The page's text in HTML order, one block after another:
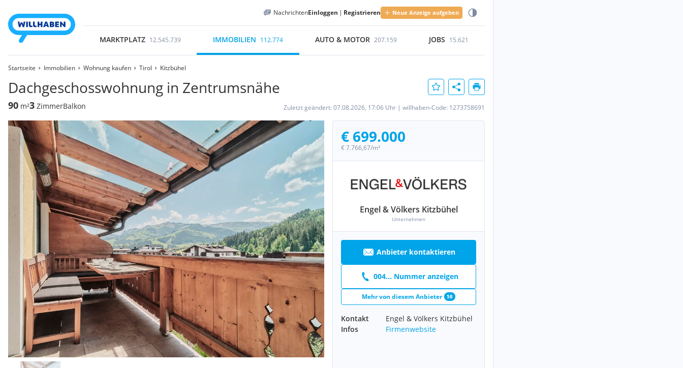
NachrichtenEinloggen | Registrieren Neue Anzeige aufgeben
MARKTPLATZ 12.545.739 IMMOBILIEN 112.774 AUTO & MOTOR 207.159 JOBS 15.621
Startseite Immobilien Wohnung kaufen Tirol Kitzbühel
Dachgeschosswohnung in Zentrumsnähe
90 m²3 ZimmerBalkon Zuletzt geändert: 07.08.2026, 17:06 Uhr | willhaben-Code: 1273758691
€ 699.000
€ 7.766,67/m²
Engel & Völkers Kitzbühel
Unternehmen
Anbieter kontaktieren
004... Nummer anzeigen
Mehr von diesem Anbieter 58
Kontakt
Engel & Völkers Kitzbühel
Infos
Firmenwebsite